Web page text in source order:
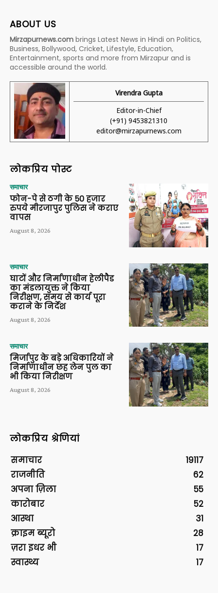
ABOUT US
Mirzapurnews.com brings Latest News in Hindi on Politics,
Business, Bollywood, Cricket, Lifestyle, Education,
Entertainment, sports and more from Mirzapur and is
accessible around the world.
Virendra Gupta
Editor-in-Chief
(+91) 9453821310
editor@mirzapurnews.com
लोकप्रिय पोस्ट
समाचार
फोन-पे से ठगी के 50 हजार
रुपये मीरजापुर पुलिस ने कराए
वापस
August 8, 2026
समाचार
घाटों और निर्माणाधीन हेलीपैड
का मंडलायुक्त ने किया
निरीक्षण, समय से कार्य पूरा
कराने के निर्देश
August 8, 2026
समाचार
मिर्जापुर के बड़े अधिकारियों ने
निर्माणाधीन छह लेन पुल का
भी किया निरीक्षण
August 8, 2026
लोकप्रिय श्रेणियां
समाचार
19117
राजनीति
62
अपना ज़िला
55
कारोबार
52
आस्था
31
क्राइम ब्यूरो
28
ज़रा इधर भी
17
स्वास्थ्य
17